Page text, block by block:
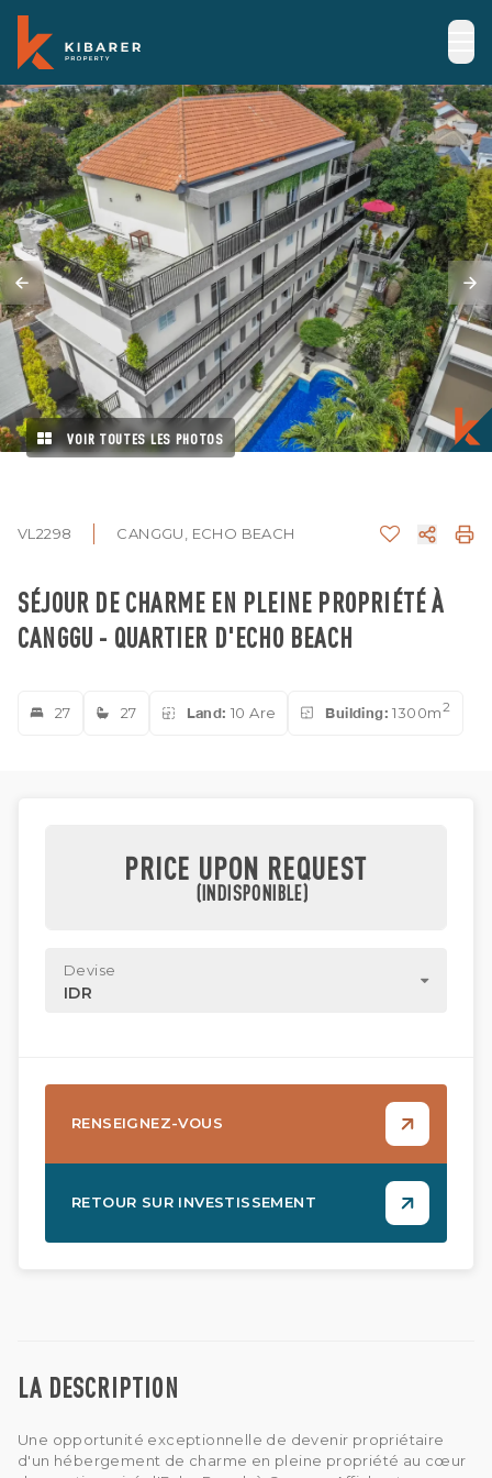
VOIR TOUTES LES PHOTOS
VL2298 CANGGU, ECHO BEACH
SÉJOUR DE CHARME EN PLEINE PROPRIÉTÉ À
CANGGU - QUARTIER D'ECHO BEACH
27 27 Land: 10 Are Building: 1300m2
LA DESCRIPTION
Une opportunité exceptionnelle de devenir propriétaire
d'un hébergement de charme en pleine propriété au cœur
PRICE UPON REQUEST
(INDISPONIBLE)
Devise
IDR
RENSEIGNEZ-VOUS
RETOUR SUR INVESTISSEMENT